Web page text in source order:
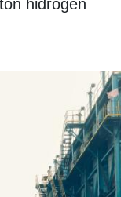
hidrogen